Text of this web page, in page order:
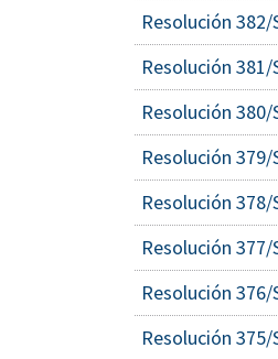
Resolución
Resolución
Resolución
Resolución
Resolución
Resolución
Resolución
Resolución